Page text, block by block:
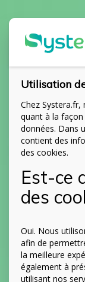
Utilisation
Chez
quant à la
données. Dans
contient des
des cookies.
Est-ce
des
Oui. Nous
afin de
la meilleure
également à
utilisant nos